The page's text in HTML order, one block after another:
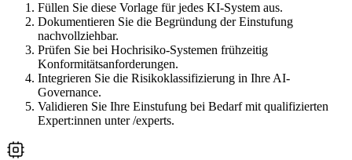
Füllen Sie diese Vorlage für jedes KI-System aus.
Dokumentieren Sie die Begründung der Einstufung
nachvollziehbar.
Prüfen Sie bei Hochrisiko-Systemen frühzeitig
Konformitätsanforderungen.
Integrieren Sie die Risikoklassifizierung in Ihre AI-
Governance.
Validieren Sie Ihre Einstufung bei Bedarf mit qualifizierten
Expert:innen unter /experts.